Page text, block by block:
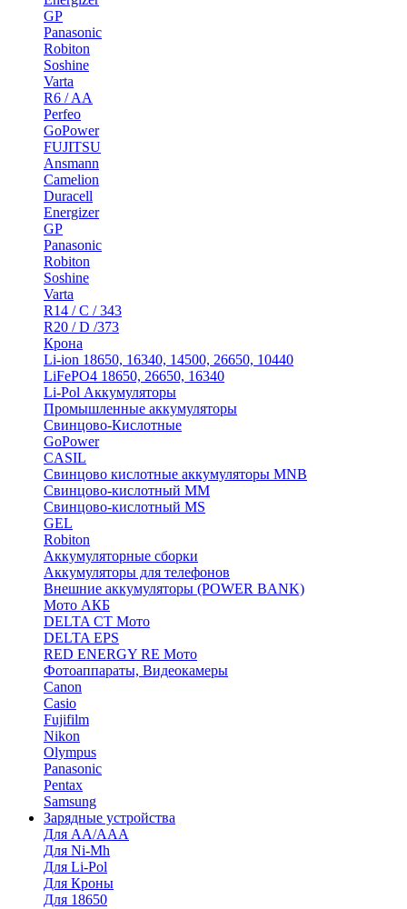
GP
Panasonic
Robiton
Soshine
Varta
R6 / AA
Perfeo
GoPower
FUJITSU
Ansmann
Camelion
Duracell
Energizer
GP
Panasonic
Robiton
Soshine
Varta
R14 / C / 343
R20 / D /373
Крона
Li-ion 18650, 16340, 14500, 26650, 10440
LiFePO4 18650, 26650, 16340
Li-Pol Аккумуляторы
Промышленные аккумуляторы
Свинцово-Кислотные
GoPower
CASIL
Свинцово кислотные аккумуляторы MNB
Cвинцово-кислотный MM
Cвинцово-кислотный MS
GEL
Robiton
Аккумуляторные сборки
Аккумуляторы для телефонов
Внешние аккумуляторы (POWER BANK)
Мото АКБ
DELTA CT Мото
DELTA EPS
RED ENERGY RE Мото
Фотоаппараты, Видеокамеры
Canon
Casio
Fujifilm
Nikon
Olympus
Panasonic
Pentax
Samsung
Зарядные устройства
Для AA/AAA
Для Ni-Mh
Для Li-Pol
Для Кроны
Для 18650